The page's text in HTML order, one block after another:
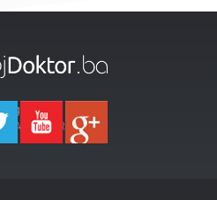
Agencija
All Right Reserved